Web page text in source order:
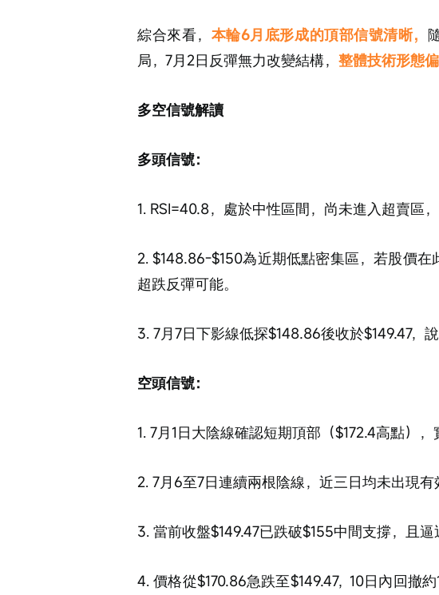
綜合來看， 本輪6月底形成的頂部信號清晰，
局，7月2日反彈無力改變結構， 整體技術形態
多空信號解讀
多頭信號：
1. RSI=40.8，處於中性區間，尚未進入超賣區
2. $148.86-$150為近期低點密集區，若股價
超跌反彈可能。
3. 7月7日下影線低探$148.86後收於$149.47，
空頭信號：
1. 7月1日大陰線確認短期頂部（$172.4高點）
2. 7月6至7日連續兩根陰線，近三日均未出現有
3. 當前收盤$149.47已跌破$155中間支撐，且逼
4. 價格從$170.86急跌至$149.47，10日內回撤